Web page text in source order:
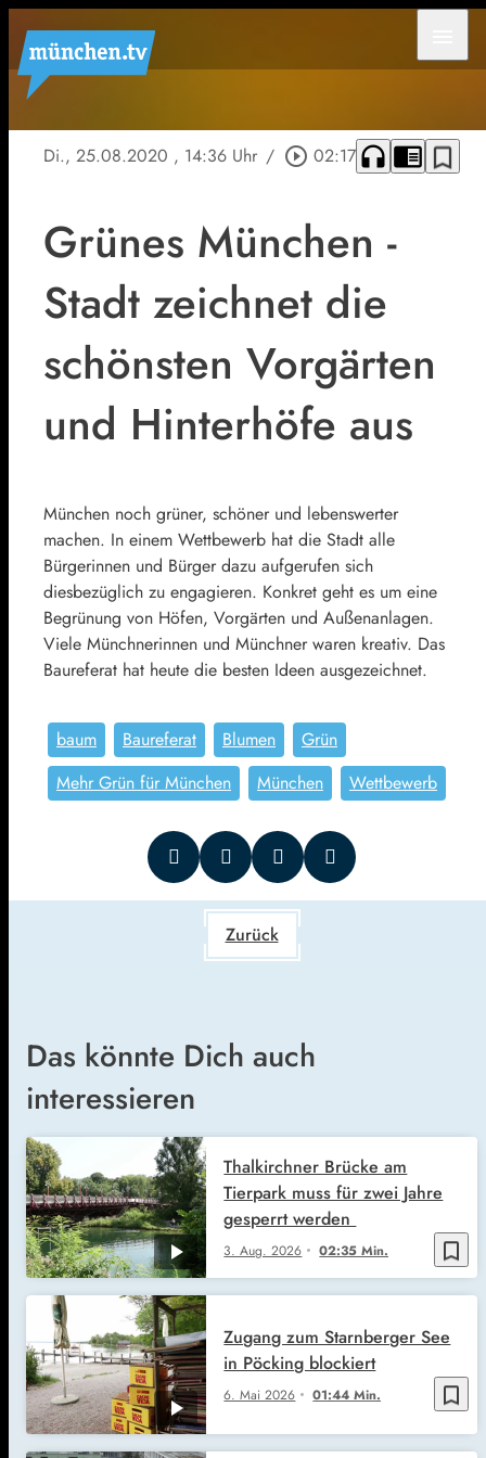
Di., 25.08.2020 , 14:36 Uhr / play_circle_outline 02:17 headphones chrome_reader_mode bookmark_border
Grünes München -
Stadt zeichnet die
schönsten Vorgärten
und Hinterhöfe aus
München noch grüner, schöner und lebenswerter
machen. In einem Wettbewerb hat die Stadt alle
Bürgerinnen und Bürger dazu aufgerufen sich
diesbezüglich zu engagieren. Konkret geht es um eine
Begrünung von Höfen, Vorgärten und Außenanlagen.
Viele Münchnerinnen und Münchner waren kreativ. Das
Baureferat hat heute die besten Ideen ausgezeichnet.
baum Baureferat Blumen
Grün
Mehr Grün für München
München Wettbewerb
Zurück
Das könnte Dich auch
interessieren
bookmark_border
3. Aug. 2026 02:35 Min.
Thalkirchner Brücke am
Tierpark muss für zwei Jahre
gesperrt werden
bookmark_border
6. Mai 2026 01:44 Min.
Zugang zum Starnberger See
in Pöcking blockiert